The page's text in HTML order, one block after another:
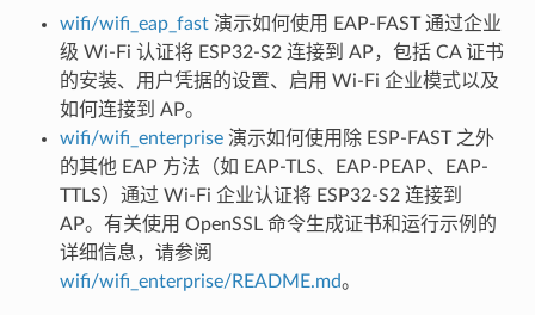
wifi/wifi_eap_fast演示如何使用 EAP-FAST 通过企业
级 Wi-Fi 认证将 ESP32-S2 连接到 AP，包括 CA 证书
的安装、用户凭据的设置、启用 Wi-Fi 企业模式以及
如何连接到 AP。
wifi/wifi_enterprise演示如何使用除 ESP-FAST 之外
的其他 EAP 方法（如 EAP-TLS、EAP-PEAP、EAP-
TTLS）通过 Wi-Fi 企业认证将 ESP32-S2 连接到
AP。有关使用 OpenSSL 命令生成证书和运行示例的
详细信息，请参阅
wifi/wifi_enterprise/README.md。